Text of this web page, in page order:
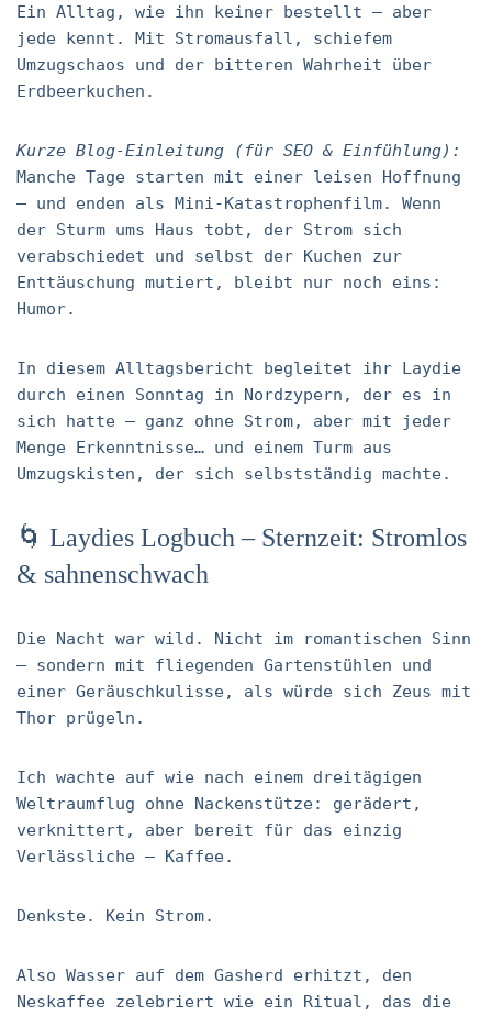
Ein Alltag, wie ihn keiner bestellt – aber
jede kennt. Mit Stromausfall, schiefem
Umzugschaos und der bitteren Wahrheit über
Erdbeerkuchen.
Kurze Blog-Einleitung (für SEO & Einfühlung):
Manche Tage starten mit einer leisen Hoffnung
– und enden als Mini-Katastrophenfilm. Wenn
der Sturm ums Haus tobt, der Strom sich
verabschiedet und selbst der Kuchen zur
Enttäuschung mutiert, bleibt nur noch eins:
Humor.
In diesem Alltagsbericht begleitet ihr Laydie
durch einen Sonntag in Nordzypern, der es in
sich hatte – ganz ohne Strom, aber mit jeder
Menge Erkenntnisse… und einem Turm aus
Umzugskisten, der sich selbstständig machte.
🌀 Laydies Logbuch – Sternzeit: Stromlos
& sahnenschwach
Die Nacht war wild. Nicht im romantischen Sinn
– sondern mit fliegenden Gartenstühlen und
einer Geräuschkulisse, als würde sich Zeus mit
Thor prügeln.
Ich wachte auf wie nach einem dreitägigen
Weltraumflug ohne Nackenstütze: gerädert,
verknittert, aber bereit für das einzig
Verlässliche – Kaffee.
Denkste. Kein Strom.
Also Wasser auf dem Gasherd erhitzt, den
Neskaffee zelebriert wie ein Ritual, das die